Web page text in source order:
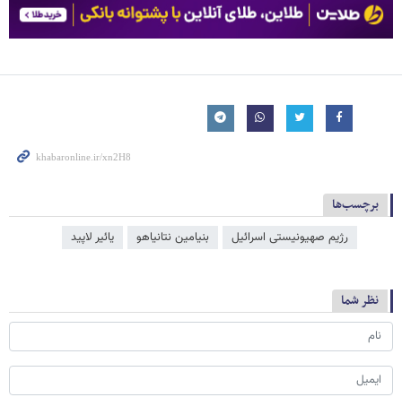
برچسب‌ها
رژیم صهیونیستی اسرائیل بنیامین نتانیاهو یائیر لاپید
نظر شما